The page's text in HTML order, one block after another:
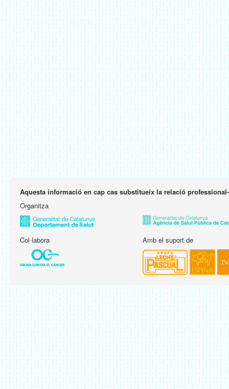
Aquesta informació en cap cas substitueix la relació
Organitza
Col·labora Amb el suport de